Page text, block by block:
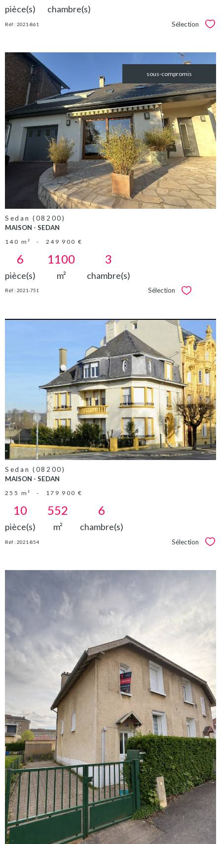
pièce(s) chambre(s)
Réf : 2021-861 Sélection
sous-compromis
VOIR LE
BIEN
Sedan (08200)
MAISON - SEDAN
140 m² - 249 900 €
6
pièce(s)
1100
m²
3
chambre(s)
Réf : 2021-751 Sélection Sélectionner
VOIR LE
BIEN
Sedan (08200)
MAISON - SEDAN
255 m² - 179 900 €
10
pièce(s)
552
m²
6
chambre(s)
Réf : 2021-854 Sélection
VOIR LE
BIEN